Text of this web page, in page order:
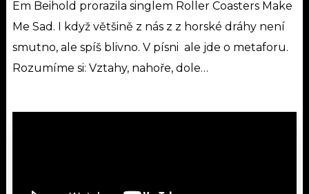
Em Beihold prorazila singlem Roller Coasters Make
Me Sad. I když většině z nás z z horské dráhy není
smutno, ale spíš blivno. V písni ale jde o metaforu.
Rozumíme si: Vztahy, nahoře, dole…